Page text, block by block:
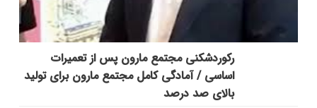
رکوردشکنی مجتمع مارون پس از تعمیرات
اساسی / آمادگی کامل مجتمع مارون برای تولید
بالای صد درصد